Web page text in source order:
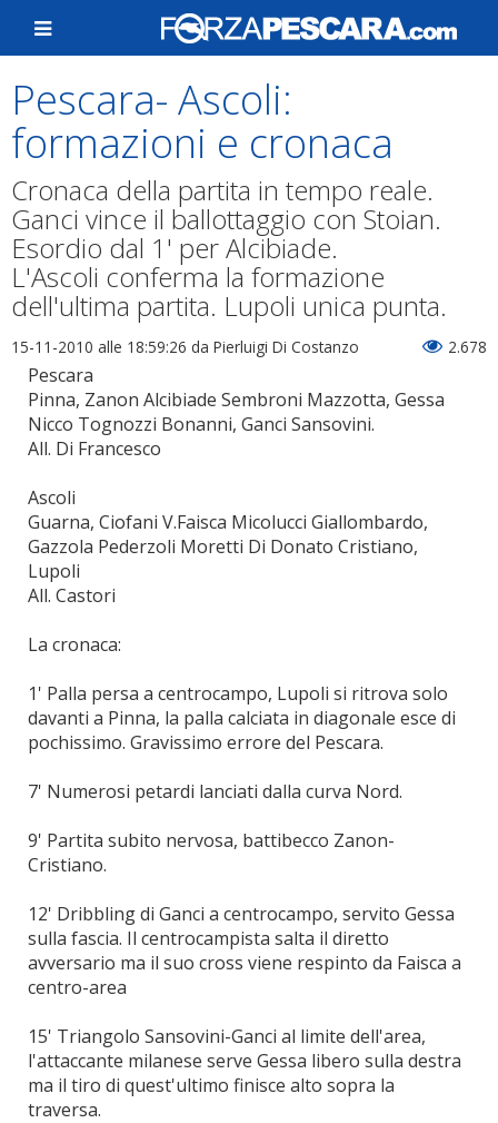
Pescara- Ascoli:
formazioni e cronaca
Cronaca della partita in tempo reale.
Ganci vince il ballottaggio con Stoian.
Esordio dal 1' per Alcibiade.
L'Ascoli conferma la formazione
dell'ultima partita. Lupoli unica punta.
15-11-2010 alle 18:59:26 da Pierluigi Di Costanzo 2.678
Pescara
Pinna, Zanon Alcibiade Sembroni Mazzotta, Gessa
Nicco Tognozzi Bonanni, Ganci Sansovini.
All. Di Francesco
Ascoli
Guarna, Ciofani V.Faisca Micolucci Giallombardo,
Gazzola Pederzoli Moretti Di Donato Cristiano,
Lupoli
All. Castori
La cronaca:
1' Palla persa a centrocampo, Lupoli si ritrova solo
davanti a Pinna, la palla calciata in diagonale esce di
pochissimo. Gravissimo errore del Pescara.
7' Numerosi petardi lanciati dalla curva Nord.
9' Partita subito nervosa, battibecco Zanon-
Cristiano.
12' Dribbling di Ganci a centrocampo, servito Gessa
sulla fascia. Il centrocampista salta il diretto
avversario ma il suo cross viene respinto da Faisca a
centro-area
15' Triangolo Sansovini-Ganci al limite dell'area,
l'attaccante milanese serve Gessa libero sulla destra
ma il tiro di quest'ultimo finisce alto sopra la
traversa.